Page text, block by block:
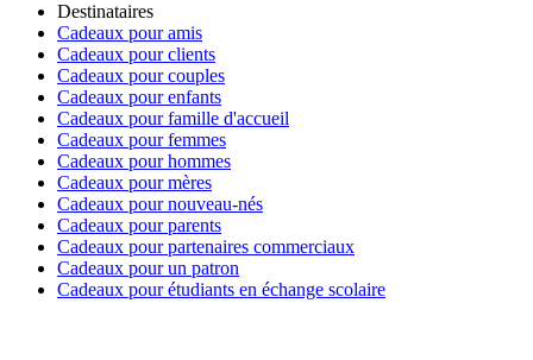
Destinataires
Cadeaux pour amis
Cadeaux pour clients
Cadeaux pour couples
Cadeaux pour enfants
Cadeaux pour famille d'accueil
Cadeaux pour femmes
Cadeaux pour hommes
Cadeaux pour mères
Cadeaux pour nouveau-nés
Cadeaux pour parents
Cadeaux pour partenaires commerciaux
Cadeaux pour un patron
Cadeaux pour étudiants en échange scolaire